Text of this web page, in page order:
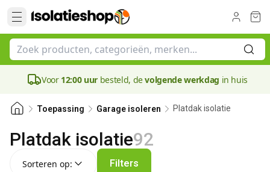
Voor 12:00 uur besteld, devolgende werkdag in huis
Toepassing Garage isoleren Platdak isolatie
Platdak isolatie92
Sorteren op: Filters